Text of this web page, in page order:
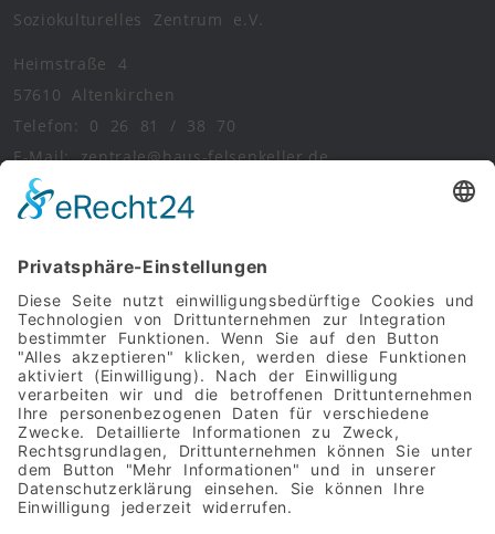
Soziokulturelles Zentrum e.V.
Heimstraße 4
57610 Altenkirchen
Telefon: 0 26 81 / 38 70
E-Mail: zentrale@haus-felsenkeller.de
RECHTLICHES
Impressum
Datenschutz
Social-Media-Datenschutz
COOKIE-EINSTELLUNGEN
Cookie-Einstellungen